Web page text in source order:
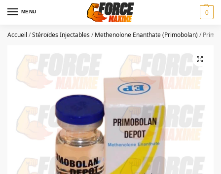
MENU 0
Accueil /Stéroïdes Injectables/Methenolone Enanthate (Primobolan)/